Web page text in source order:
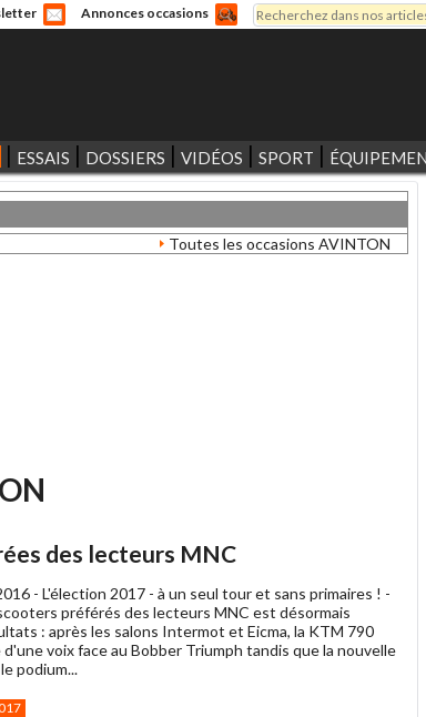
Annonces occasions
Formulaire de
Rechercher
ESSAIS DOSSIERS VIDÉOS SPORT
Toutes les occasions AVINTON
des lecteurs MNC
- L'élection 2017 - à un seul tour et sans primaires ! -
préférés des lecteurs MNC est désormais
: après les salons Intermot et Eicma, la KTM 790
voix face au Bobber Triumph tandis que la nouvelle
podium...